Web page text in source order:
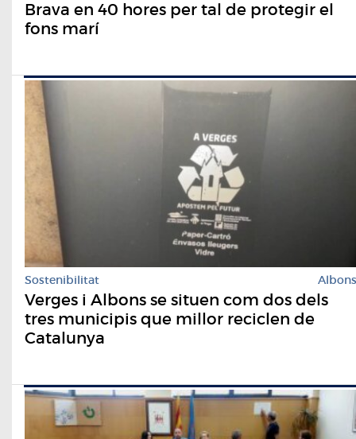
Brava en 40 hores per tal de protegir el
fons marí
Sostenibilitat Albons
​Verges i Albons se situen com dos dels
tres municipis que millor reciclen de
Catalunya